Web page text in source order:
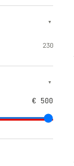
▾
230
▾
€ 500